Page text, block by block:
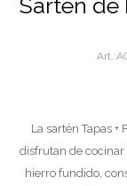
Sartén de
La sartén Tapas
disfrutan de cocinar
hierro fundido,